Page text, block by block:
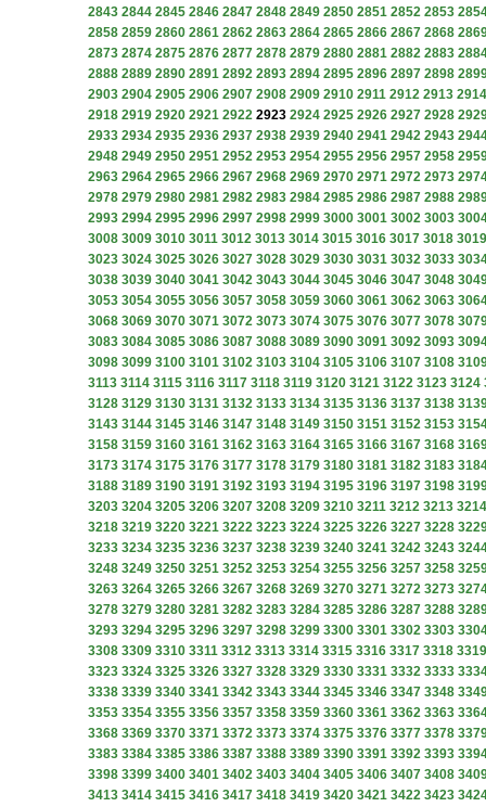
2843 2844 2845 2846 2847 2848 2849 2850 2851 2852 2853
2858 2859 2860 2861 2862 2863 2864 2865 2866 2867 2868
2873 2874 2875 2876 2877 2878 2879 2880 2881 2882 2883
2888 2889 2890 2891 2892 2893 2894 2895 2896 2897 2898
2903 2904 2905 2906 2907 2908 2909 2910 2911 2912 2913 2914
2918 2919 2920 2921 2922 2923 2924 2925 2926 2927 2928
2933 2934 2935 2936 2937 2938 2939 2940 2941 2942 2943
2948 2949 2950 2951 2952 2953 2954 2955 2956 2957 2958
2963 2964 2965 2966 2967 2968 2969 2970 2971 2972 2973
2978 2979 2980 2981 2982 2983 2984 2985 2986 2987 2988
2993 2994 2995 2996 2997 2998 2999 3000 3001 3002 3003
3008 3009 3010 3011 3012 3013 3014 3015 3016 3017 3018 3019
3023 3024 3025 3026 3027 3028 3029 3030 3031 3032 3033
3038 3039 3040 3041 3042 3043 3044 3045 3046 3047 3048
3053 3054 3055 3056 3057 3058 3059 3060 3061 3062 3063
3068 3069 3070 3071 3072 3073 3074 3075 3076 3077 3078
3083 3084 3085 3086 3087 3088 3089 3090 3091 3092 3093
3098 3099 3100 3101 3102 3103 3104 3105 3106 3107 3108
3113 3114 3115 3116 3117 3118 3119 3120 3121 3122 3123 3124
3128 3129 3130 3131 3132 3133 3134 3135 3136 3137 3138
3143 3144 3145 3146 3147 3148 3149 3150 3151 3152 3153
3158 3159 3160 3161 3162 3163 3164 3165 3166 3167 3168
3173 3174 3175 3176 3177 3178 3179 3180 3181 3182 3183
3188 3189 3190 3191 3192 3193 3194 3195 3196 3197 3198
3203 3204 3205 3206 3207 3208 3209 3210 3211 3212 3213 3214
3218 3219 3220 3221 3222 3223 3224 3225 3226 3227 3228
3233 3234 3235 3236 3237 3238 3239 3240 3241 3242 3243
3248 3249 3250 3251 3252 3253 3254 3255 3256 3257 3258
3263 3264 3265 3266 3267 3268 3269 3270 3271 3272 3273
3278 3279 3280 3281 3282 3283 3284 3285 3286 3287 3288
3293 3294 3295 3296 3297 3298 3299 3300 3301 3302 3303
3308 3309 3310 3311 3312 3313 3314 3315 3316 3317 3318 3319
3323 3324 3325 3326 3327 3328 3329 3330 3331 3332 3333
3338 3339 3340 3341 3342 3343 3344 3345 3346 3347 3348
3353 3354 3355 3356 3357 3358 3359 3360 3361 3362 3363
3368 3369 3370 3371 3372 3373 3374 3375 3376 3377 3378
3383 3384 3385 3386 3387 3388 3389 3390 3391 3392 3393
3398 3399 3400 3401 3402 3403 3404 3405 3406 3407 3408
3413 3414 3415 3416 3417 3418 3419 3420 3421 3422 3423